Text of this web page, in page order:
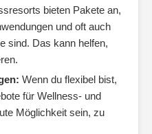
bieten Pakete an,
und oft auch
sind. Das kann helfen,
Wenn du flexibel bist,
für Wellness- und
Möglichkeit sein, zu